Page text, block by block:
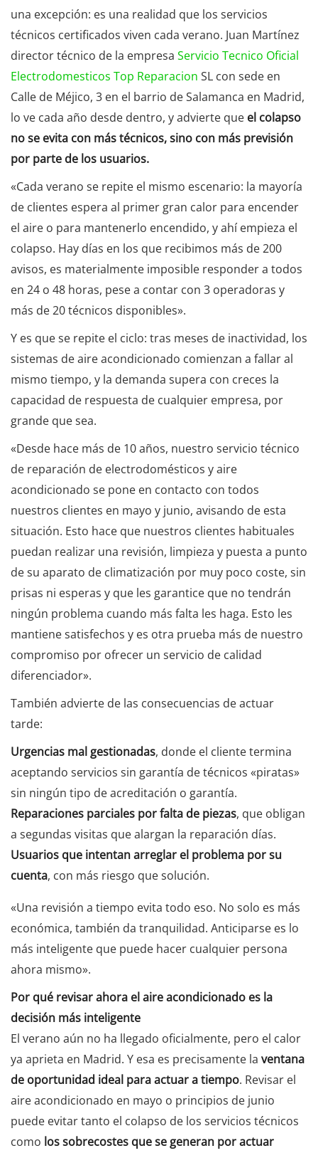
una excepción: es una realidad que los servicios
técnicos certificados viven cada verano. Juan Martínez
director técnico de la empresa Servicio Tecnico Oficial
Electrodomesticos Top Reparacion SL con sede en
Calle de Méjico, 3 en el barrio de Salamanca en Madrid,
lo ve cada año desde dentro, y advierte que el colapso
no se evita con más técnicos, sino con más previsión
por parte de los usuarios.
«Cada verano se repite el mismo escenario: la mayoría
de clientes espera al primer gran calor para encender
el aire o para mantenerlo encendido, y ahí empieza el
colapso. Hay días en los que recibimos más de 200
avisos, es materialmente imposible responder a todos
en 24 o 48 horas, pese a contar con 3 operadoras y
más de 20 técnicos disponibles».
Y es que se repite el ciclo: tras meses de inactividad, los
sistemas de aire acondicionado comienzan a fallar al
mismo tiempo, y la demanda supera con creces la
capacidad de respuesta de cualquier empresa, por
grande que sea.
«Desde hace más de 10 años, nuestro servicio técnico
de reparación de electrodomésticos y aire
acondicionado se pone en contacto con todos
nuestros clientes en mayo y junio, avisando de esta
situación. Esto hace que nuestros clientes habituales
puedan realizar una revisión, limpieza y puesta a punto
de su aparato de climatización por muy poco coste, sin
prisas ni esperas y que les garantice que no tendrán
ningún problema cuando más falta les haga. Esto les
mantiene satisfechos y es otra prueba más de nuestro
compromiso por ofrecer un servicio de calidad
diferenciador».
También advierte de las consecuencias de actuar
tarde:
Urgencias mal gestionadas, donde el cliente termina
aceptando servicios sin garantía de técnicos «piratas»
sin ningún tipo de acreditación o garantía.
Reparaciones parciales por falta de piezas, que obligan
a segundas visitas que alargan la reparación días.
Usuarios que intentan arreglar el problema por su
cuenta, con más riesgo que solución.
«Una revisión a tiempo evita todo eso. No solo es más
económica, también da tranquilidad. Anticiparse es lo
más inteligente que puede hacer cualquier persona
ahora mismo».
Por qué revisar ahora el aire acondicionado es la
decisión más inteligente
El verano aún no ha llegado oficialmente, pero el calor
ya aprieta en Madrid. Y esa es precisamente la ventana
de oportunidad ideal para actuar a tiempo. Revisar el
aire acondicionado en mayo o principios de junio
puede evitar tanto el colapso de los servicios técnicos
como los sobrecostes que se generan por actuar